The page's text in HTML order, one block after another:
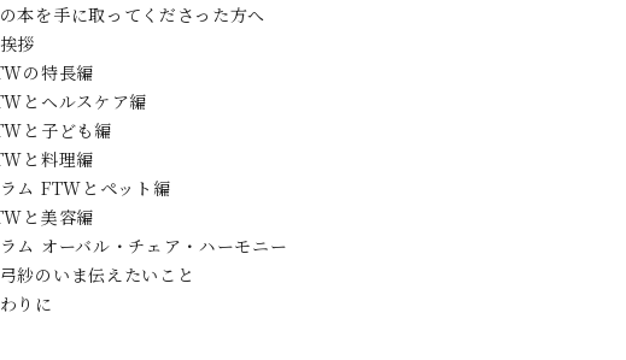
本を手に取ってくださった方へ
拶
の特長編
とヘルスケア編
と子ども編
と料理編
ム FTWとペット編
と美容編
ム オーバル・チェア・ハーモニー
紗のいま伝えたいこと
りに